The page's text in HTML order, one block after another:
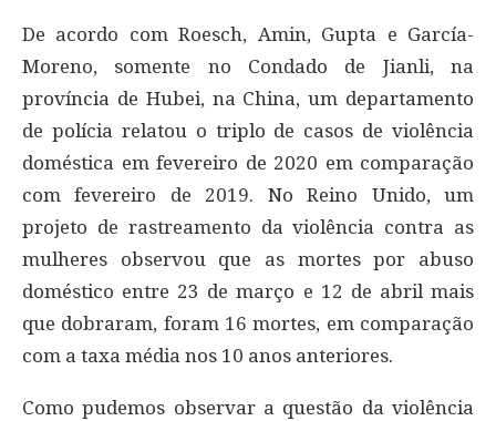
De acordo com Roesch, Amin, Gupta e García-
Moreno, somente no Condado de Jianli, na
província de Hubei, na China, um departamento
de polícia relatou o triplo de casos de violência
doméstica em fevereiro de 2020 em comparação
com fevereiro de 2019. No Reino Unido, um
projeto de rastreamento da violência contra as
mulheres observou que as mortes por abuso
doméstico entre 23 de março e 12 de abril mais
que dobraram, foram 16 mortes, em comparação
com a taxa média nos 10 anos anteriores.
Como pudemos observar a questão da violência